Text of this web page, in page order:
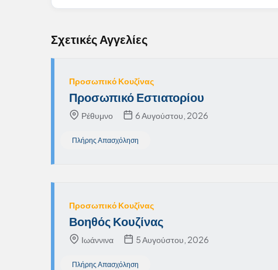
Σχετικές Αγγελίες
Προσωπικό Κουζίνας
Προσωπικό Εστιατορίου
Ρέθυμνο 6 Αυγούστου, 2026
Πλήρης Απασχόληση
Προσωπικό Κουζίνας
Βοηθός Κουζίνας
Ιωάννινα 5 Αυγούστου, 2026
Πλήρης Απασχόληση